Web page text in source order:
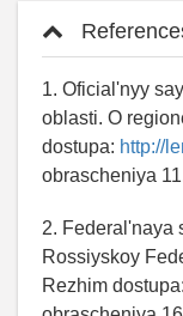
1. Oficial'nyy
oblasti. O
dostupa: http://
obrascheniya
2. Federal'naya
Rossiyskoy
Rezhim dostupa: